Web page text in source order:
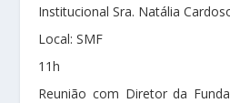
Institucional Sra. Natália
Local: SMF
11h
Reunião com Diretor da